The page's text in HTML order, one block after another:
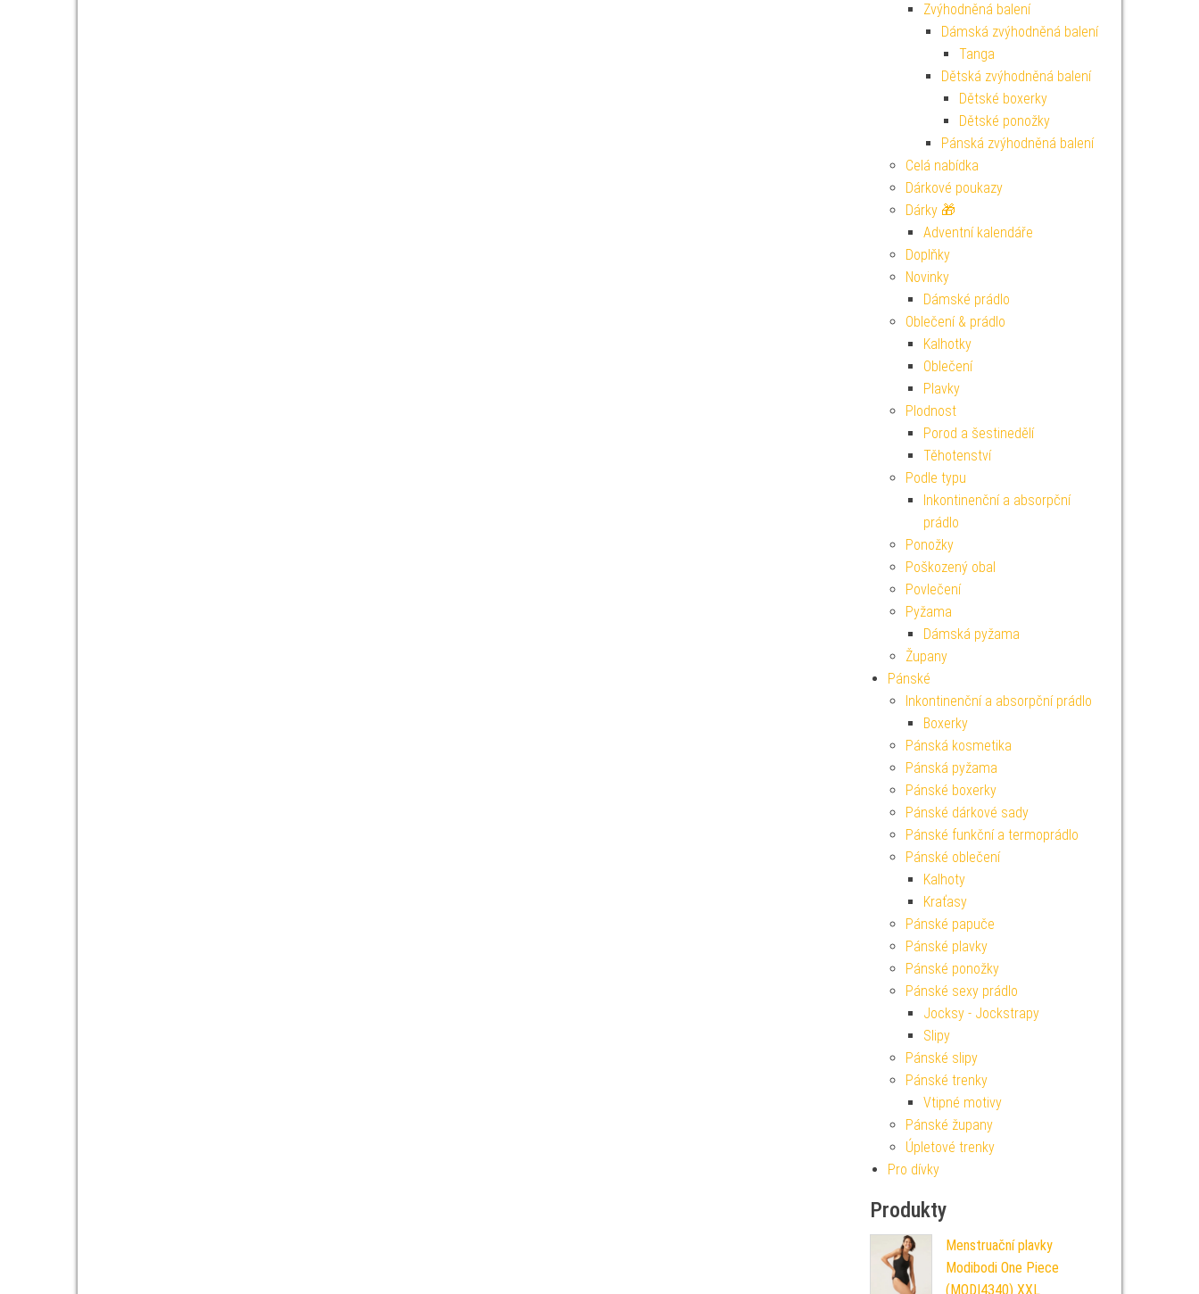
Zvýhodněná balení
Dámská zvýhodněná balení
Tanga
Dětská zvýhodněná balení
Dětské boxerky
Dětské ponožky
Pánská zvýhodněná balení
Celá nabídka
Dárkové poukazy
Dárky 🎁
Adventní kalendáře
Doplňky
Novinky
Dámské prádlo
Oblečení & prádlo
Kalhotky
Oblečení
Plavky
Plodnost
Porod a šestinedělí
Těhotenství
Podle typu
Inkontinenční a absorpční
prádlo
Ponožky
Poškozený obal
Povlečení
Pyžama
Dámská pyžama
Župany
Pánské
Inkontinenční a absorpční prádlo
Boxerky
Pánská kosmetika
Pánská pyžama
Pánské boxerky
Pánské dárkové sady
Pánské funkční a termoprádlo
Pánské oblečení
Kalhoty
Kraťasy
Pánské papuče
Pánské plavky
Pánské ponožky
Pánské sexy prádlo
Jocksy - Jockstrapy
Slipy
Pánské slipy
Pánské trenky
Vtipné motivy
Pánské župany
Úpletové trenky
Pro dívky
Produkty
Menstruační plavky
Modibodi One Piece
(MODI4340) XXL